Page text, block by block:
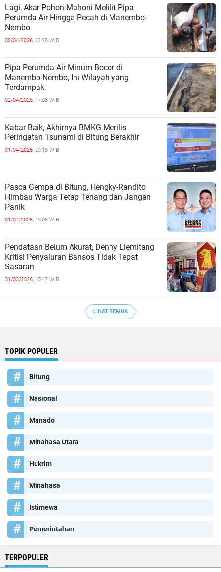
Lagi, Akar Pohon Mahoni Melilit Pipa
Perumda Air Hingga Pecah di Manembo-
Nembo
02/04/2026, 22:28 WIB
Pipa Perumda Air Minum Bocor di
Manembo-Nembo, Ini Wilayah yang
Terdampak
02/04/2026, 17:08 WIB
Kabar Baik, Akhirnya BMKG Merilis
Peringatan Tsunami di Bitung Berakhir
01/04/2026, 20:15 WIB
Pasca Gempa di Bitung, Hengky-Randito
Himbau Warga Tetap Tenang dan Jangan
Panik
01/04/2026, 19:08 WIB
Pendataan Belum Akurat, Denny Liemitang
Kritisi Penyaluran Bansos Tidak Tepat
Sasaran
31/03/2026, 15:47 WIB
LIHAT SEMUA
TOPIK POPULER
Bitung
Nasional
Manado
Minahasa Utara
Hukrim
Minahasa
Istimewa
Pemerintahan
TERPOPULER